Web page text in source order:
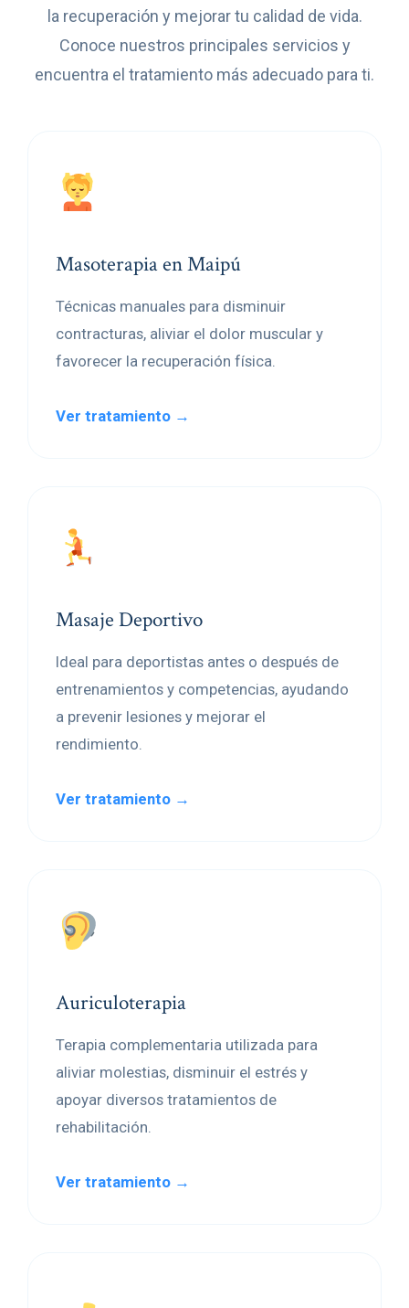
la recuperación y mejorar tu calidad de vida.
Conoce nuestros principales servicios y
encuentra el tratamiento más adecuado para ti.
Masoterapia en Maipú
Técnicas manuales para disminuir
contracturas, aliviar el dolor muscular y
favorecer la recuperación física.
Ver tratamiento →
Masaje Deportivo
Ideal para deportistas antes o después de
entrenamientos y competencias, ayudando
a prevenir lesiones y mejorar el
rendimiento.
Ver tratamiento →
Auriculoterapia
Terapia complementaria utilizada para
aliviar molestias, disminuir el estrés y
apoyar diversos tratamientos de
rehabilitación.
Ver tratamiento →